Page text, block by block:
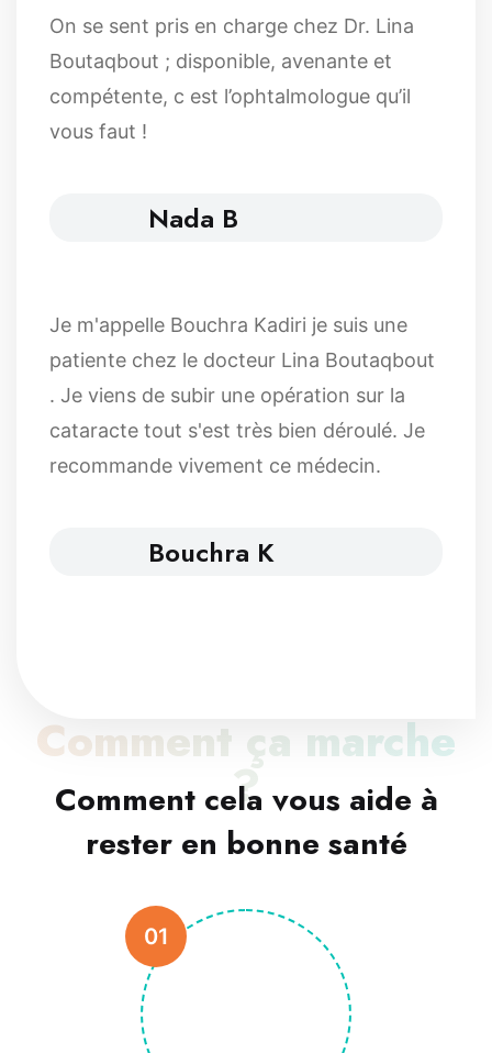
On se sent pris en charge chez Dr. Lina
Boutaqbout ; disponible, avenante et
compétente, c est l’ophtalmologue qu’il
vous faut !
Nada B
Je m'appelle Bouchra Kadiri je suis une
patiente chez le docteur Lina Boutaqbout
. Je viens de subir une opération sur la
cataracte tout s'est très bien déroulé. Je
recommande vivement ce médecin.
Bouchra K
Comment ça marche
?
Comment cela vous aide à
rester en bonne santé
01